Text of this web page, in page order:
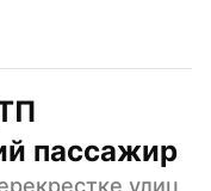
пассажир
улиц